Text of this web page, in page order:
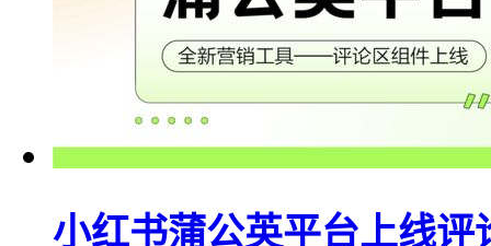
小红书蒲公英平台上线评